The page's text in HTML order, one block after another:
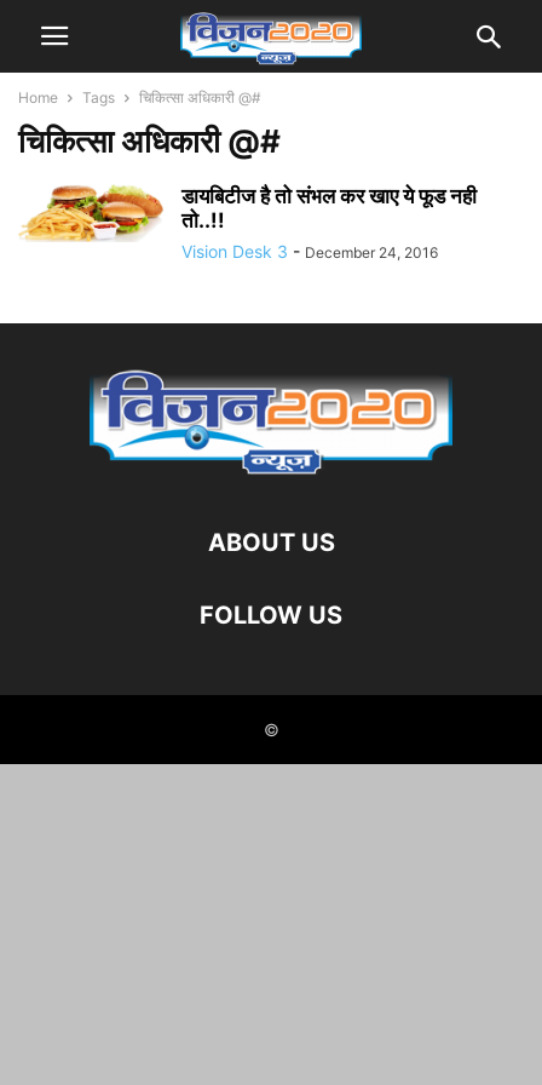
Home Tags चिकित्सा अधिकारी @#
चिकित्सा अधिकारी @#
डायबिटीज है तो संभल कर खाए ये फूड नही
तो..!!
Vision Desk 3 - December 24, 2016
ABOUT US
FOLLOW US
©